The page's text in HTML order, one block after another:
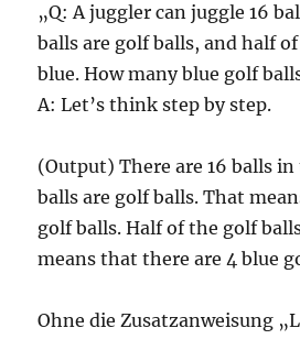
„Q: A juggler can juggle 16
balls are golf balls, and half
blue. How many blue golf
A: Let’s think step by step.
(Output) There are 16 balls
balls are golf balls. That
golf balls. Half of the golf
means that there are 4 blue
Ohne die Zusatzanweisung